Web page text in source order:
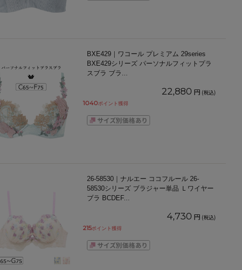
BXE429｜ワコール プレミアム 29series
BXE429シリーズ パーソナルフィットプラ
スブラ ブラ ...
22,880 円 (税込)
1040ポイント獲得
26-58530｜ナルエー ココフルール 26-
58530シリーズ ブラジャー単品 Ｌワイヤー
ブラ BCDEF...
4,730 円 (税込)
215ポイント獲得